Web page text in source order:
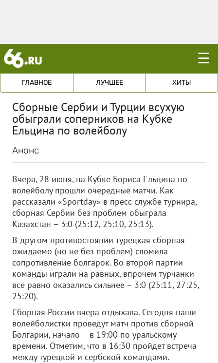
☰
ГЛАВНОЕ ЛУЧШЕЕ ХИТЫ
Сборные Сербии и Турции всухую
обыграли соперников на Кубке
Ельцина по волейболу
Анонс
Вчера, 28 июня, на Кубке Бориса Ельцина по
волейболу прошли очередные матчи. Как
рассказали «Sportday» в пресс-службе турнира,
сборная Сербии без проблем обыграла
Казахстан – 3:0 (25:12, 25:10, 25:13).
В другом противостоянии турецкая сборная
ожидаемо (но не без проблем) сломила
сопротивление болгарок. Во второй партии
команды играли на равных, впрочем турчанки
все равно оказались сильнее – 3:0 (25:11, 27:25,
25:20).
Сборная России вчера отдыхала. Сегодня наши
волейболистки проведут матч против сборной
Болгарии, начало – в 19:00 по уральскому
времени. Отметим, что в 16:30 пройдет встреча
между турецкой и сербской командами.